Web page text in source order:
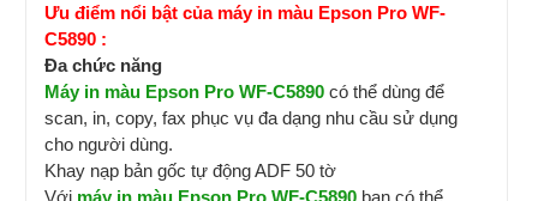
Ưu điểm nổi bật của máy in màu Epson Pro WF-
C5890 :
Đa chức năng
Máy in màu Epson Pro WF-C5890 có thể dùng để
scan, in, copy, fax phục vụ đa dạng nhu cầu sử dụng
cho người dùng.
Khay nạp bản gốc tự động ADF 50 tờ
Với máy in màu Epson Pro WF-C5890 bạn có thể